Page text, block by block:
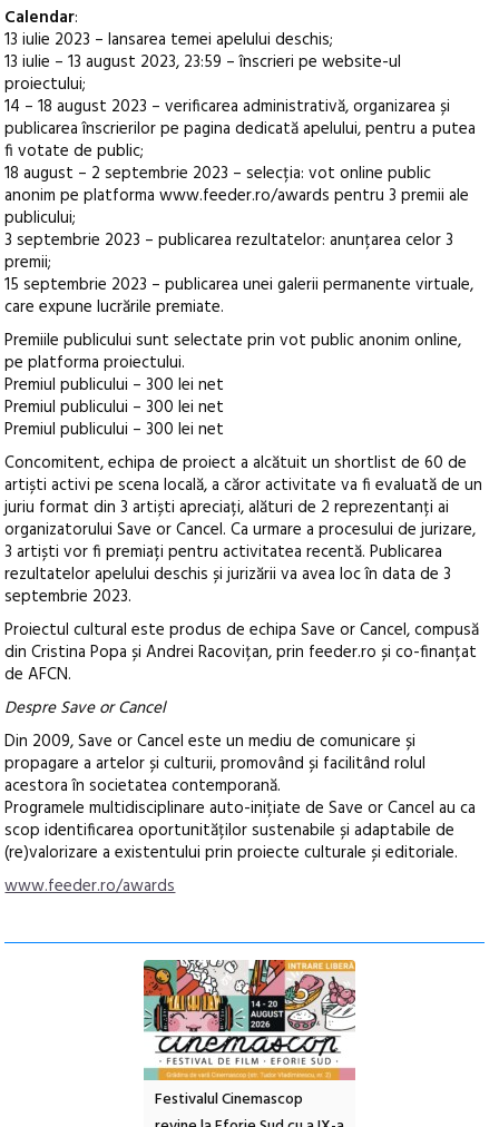
Calendar:
13 iulie 2023 – lansarea temei apelului deschis;
13 iulie – 13 august 2023, 23:59 – înscrieri pe website-ul
proiectului;
14 – 18 august 2023 – verificarea administrativă, organizarea și
publicarea înscrierilor pe pagina dedicată apelului, pentru a putea
fi votate de public;
18 august – 2 septembrie 2023 – selecția: vot online public
anonim pe platforma www.feeder.ro/awards pentru 3 premii ale
publicului;
3 septembrie 2023 – publicarea rezultatelor: anunțarea celor 3
premii;
15 septembrie 2023 – publicarea unei galerii permanente virtuale,
care expune lucrările premiate.
Premiile publicului sunt selectate prin vot public anonim online,
pe platforma proiectului.
Premiul publicului – 300 lei net
Premiul publicului – 300 lei net
Premiul publicului – 300 lei net
Concomitent, echipa de proiect a alcătuit un shortlist de 60 de
artiști activi pe scena locală, a căror activitate va fi evaluată de un
juriu format din 3 artiști apreciați, alături de 2 reprezentanți ai
organizatorului Save or Cancel. Ca urmare a procesului de jurizare,
3 artiști vor fi premiați pentru activitatea recentă. Publicarea
rezultatelor apelului deschis și jurizării va avea loc în data de 3
septembrie 2023.
Proiectul cultural este produs de echipa Save or Cancel, compusă
din Cristina Popa și Andrei Racovițan, prin feeder.ro și co-finanțat
de AFCN.
Despre Save or Cancel
Din 2009, Save or Cancel este un mediu de comunicare și
propagare a artelor și culturii, promovând și facilitând rolul
acestora în societatea contemporană.
Programele multidisciplinare auto-inițiate de Save or Cancel au ca
scop identificarea oportunităților sustenabile și adaptabile de
(re)valorizare a existentului prin proiecte culturale și editoriale.
www.feeder.ro/awards
Festivalul Cinemascop